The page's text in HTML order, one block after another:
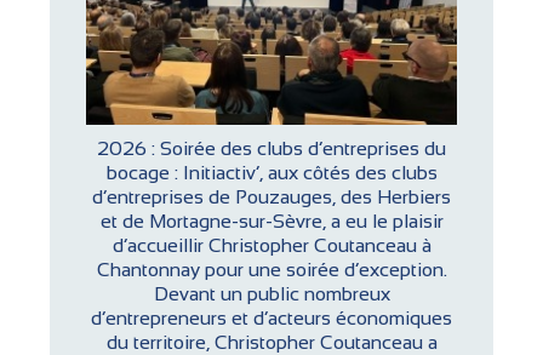
2026 : Soirée des clubs d’entreprises du
bocage : Initiactiv’, aux côtés des clubs
d’entreprises de Pouzauges, des Herbiers
et de Mortagne-sur-Sèvre, a eu le plaisir
d’accueillir Christopher Coutanceauà
Chantonnay pour une soirée d’exception.
Devant un public nombreux
d’entrepreneurs et d’acteurs économiques
du territoire, Christopher Coutanceau a